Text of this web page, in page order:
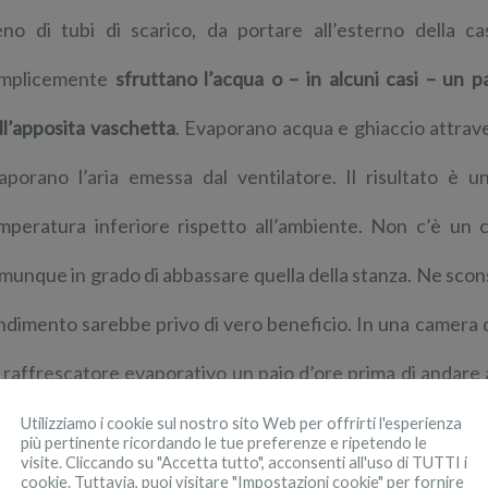
di tubi di scarico, da portare all’esterno della
sfruttano l’acqua o – in alcuni casi – un
vaschetta. Evaporano acqua e ghiaccio
l’aria emessa dal ventilatore. Il risultato è
inferiore rispetto all’ambiente. Non c’è
in grado di abbassare quella della stanza. Ne
sarebbe privo di vero beneficio. In una
raffrescatore evaporativo un paio d’ore prima di
e boccheggiamenti.
Utilizziamo i cookie sul nostro sito Web per offrirti l'esperienza
più pertinente ricordando le tue preferenze e ripetendo le
visite. Cliccando su "Accetta tutto", acconsenti all'uso di TUTTI i
cookie. Tuttavia, puoi visitare "Impostazioni cookie" per fornire